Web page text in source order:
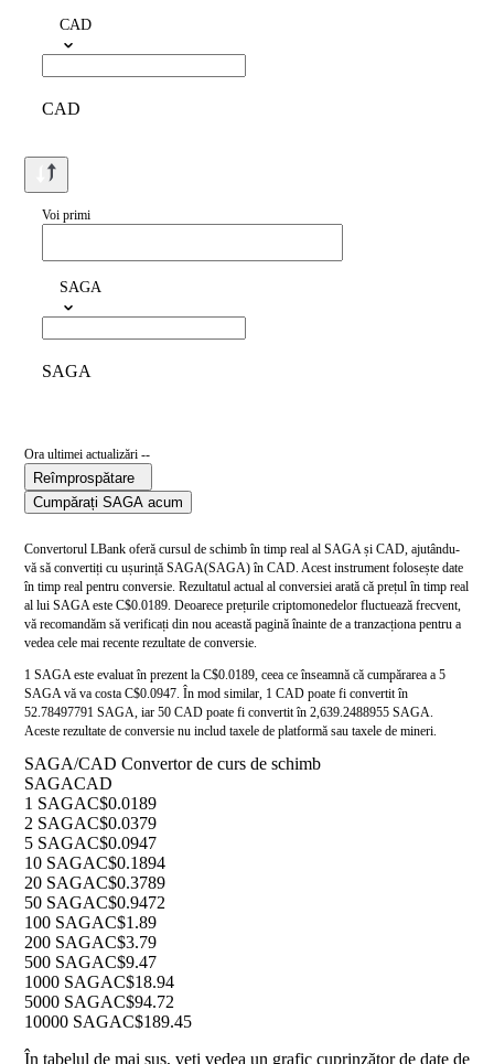
CAD
CAD
Voi primi
SAGA
SAGA
Ora ultimei actualizări --
Reîmprospătare
Cumpărați SAGA acum
Convertorul LBank oferă cursul de schimb în timp real al SAGA și CAD, ajutându-
vă să convertiți cu ușurință SAGA(SAGA) în CAD. Acest instrument folosește date
în timp real pentru conversie. Rezultatul actual al conversiei arată că prețul în timp real
al lui SAGA este C$0.0189. Deoarece prețurile criptomonedelor fluctuează frecvent,
vă recomandăm să verificați din nou această pagină înainte de a tranzacționa pentru a
vedea cele mai recente rezultate de conversie.
1 SAGA este evaluat în prezent la C$0.0189, ceea ce înseamnă că cumpărarea a 5
SAGA vă va costa C$0.0947. În mod similar, 1 CAD poate fi convertit în
52.78497791 SAGA, iar 50 CAD poate fi convertit în 2,639.2488955 SAGA.
Aceste rezultate de conversie nu includ taxele de platformă sau taxele de mineri.
SAGA/CAD Convertor de curs de schimb
SAGACAD
1 SAGAC$0.0189
2 SAGAC$0.0379
5 SAGAC$0.0947
10 SAGAC$0.1894
20 SAGAC$0.3789
50 SAGAC$0.9472
100 SAGAC$1.89
200 SAGAC$3.79
500 SAGAC$9.47
1000 SAGAC$18.94
5000 SAGAC$94.72
10000 SAGAC$189.45
În tabelul de mai sus, veți vedea un grafic cuprinzător de date de